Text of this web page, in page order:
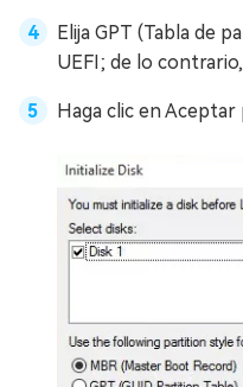
Elija GPT (Tabla de
UEFI; de lo
Haga clic en